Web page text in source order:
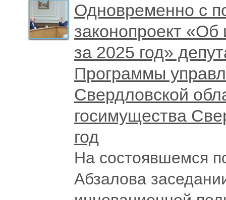
Одновременно с
законопроект
за 2025 год»
Программы
Свердловской
госимущества
год
На состоявшемся
Абзалова